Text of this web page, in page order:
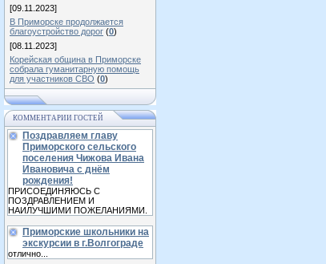
[09.11.2023]
В Приморске продолжается
благоустройство дорог (0)
[08.11.2023]
Корейская община в Приморске
собрала гуманитарную помощь
для участников СВО (0)
КОММЕНТАРИИ ГОСТЕЙ
Поздравляем главу
Приморского сельского
поселения Чижова Ивана
Ивановича с днём
рождения!
ПРИСОЕДИНЯЮСЬ С
ПОЗДРАВЛЕНИЕМ И
НАИЛУЧШИМИ ПОЖЕЛАНИЯМИ.
Приморские школьники на
экскурсии в г.Волгограде
отлично...